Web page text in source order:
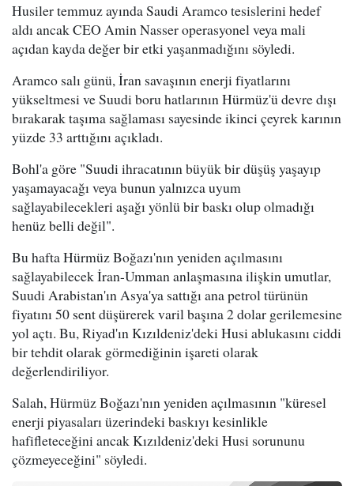
Husiler temmuz ayında Saudi Aramco tesislerini hedef
aldı ancak CEO Amin Nasser operasyonel veya mali
açıdan kayda değer bir etki yaşanmadığını söyledi.
Aramco salı günü, İran savaşının enerji fiyatlarını
yükseltmesi ve Suudi boru hatlarının Hürmüz'ü devre dışı
bırakarak taşıma sağlaması sayesinde ikinci çeyrek karının
yüzde 33 arttığını açıkladı.
Bohl'a göre "Suudi ihracatının büyük bir düşüş yaşayıp
yaşamayacağı veya bunun yalnızca uyum
sağlayabilecekleri aşağı yönlü bir baskı olup olmadığı
henüz belli değil".
Bu hafta Hürmüz Boğazı'nın yeniden açılmasını
sağlayabilecek İran-Umman anlaşmasına ilişkin umutlar,
Suudi Arabistan'ın Asya'ya sattığı ana petrol türünün
fiyatını 50 sent düşürerek varil başına 2 dolar gerilemesine
yol açtı. Bu, Riyad'ın Kızıldeniz'deki Husi ablukasını ciddi
bir tehdit olarak görmediğinin işareti olarak
değerlendiriliyor.
Salah, Hürmüz Boğazı'nın yeniden açılmasının "küresel
enerji piyasaları üzerindeki baskıyı kesinlikle
hafifleteceğini ancak Kızıldeniz'deki Husi sorununu
çözmeyeceğini" söyledi.